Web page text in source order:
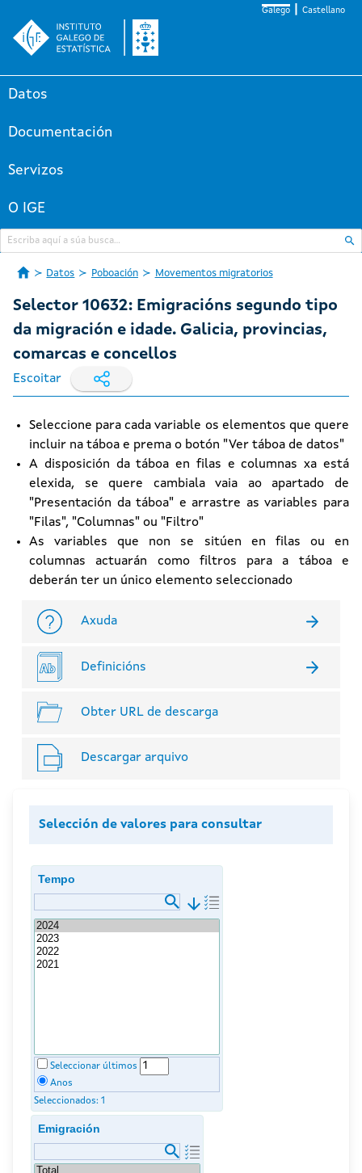
Galego Castellano
Datos
Documentación
Servizos
O IGE
Datos Poboación Movementos migratorios
Selector 10632: Emigracións segundo tipo
da migración e idade. Galicia, provincias,
comarcas e concellos
Escoitar
Seleccione para cada variable os elementos que quere
incluir na táboa e prema o botón "Ver táboa de datos"
A disposición da táboa en filas e columnas xa está
elexida, se quere cambiala vaia ao apartado de
"Presentación da táboa" e arrastre as variables para
"Filas", "Columnas" ou "Filtro"
As variables que non se sitúen en filas ou en
columnas actuarán como filtros para a táboa e
deberán ter un único elemento seleccionado
Axuda
Definicións
Obter URL de descarga
Descargar arquivo
Selección de valores para consultar
Tempo
arrow_downward
Seleccionar últimos
Anos
Seleccionados: 1
Emigración